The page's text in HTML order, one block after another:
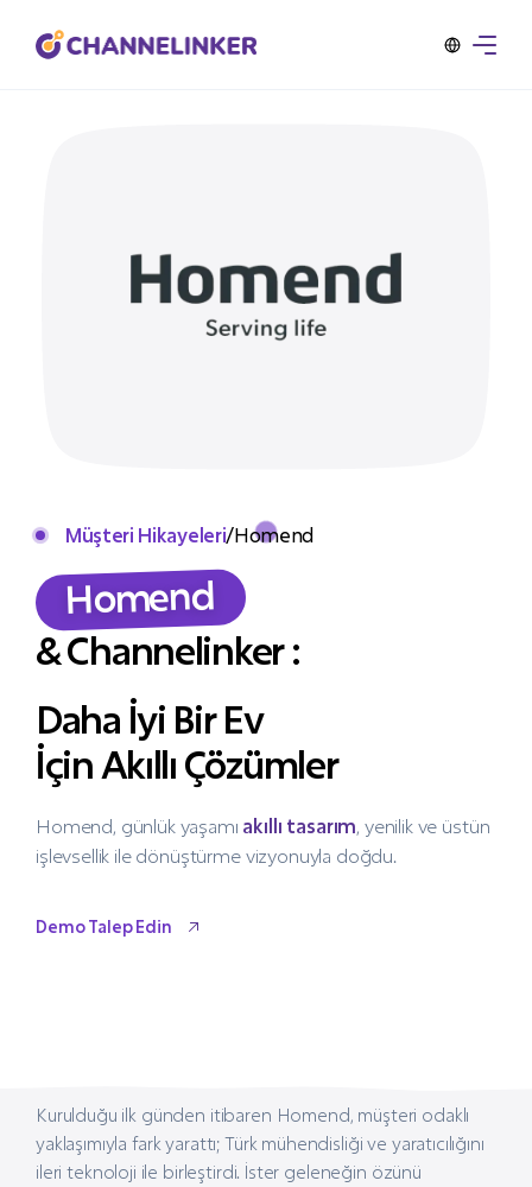
Müşteri Hikayeleri/Homend
Homend
& Channelinker :
Daha İyi Bir Ev
İçin Akıllı Çözümler
Homend, günlük yaşamı akıllı tasarım, yenilik ve üstün
işlevsellik ile dönüştürme vizyonuyla doğdu.
Demo Talep Edin
Kurulduğu ilk günden itibaren Homend, müşteri odaklı
yaklaşımıyla fark yarattı; Türk mühendisliği ve yaratıcılığını
ileri teknoloji ile birleştirdi. İster geleneğin özünü